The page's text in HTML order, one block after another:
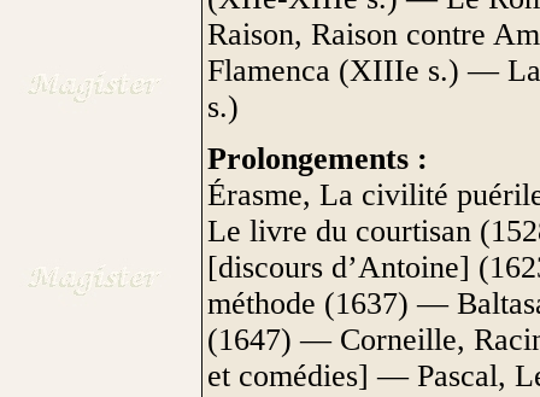
Raison, Raison contre
Flamenca (XIIIe s.) —
s.)
Prolongements :
Érasme, La civilité
Le livre du courtisan
[discours d’Antoine]
méthode (1637) —
(1647) — Corneille,
et comédies] — Pascal,